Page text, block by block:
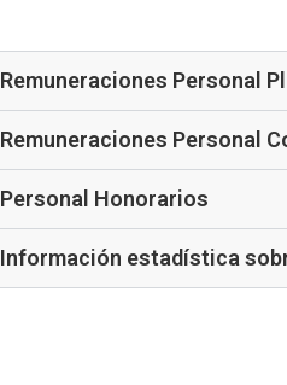
Remuneraciones Personal
Remuneraciones Personal
Personal Honorarios
Información estadística